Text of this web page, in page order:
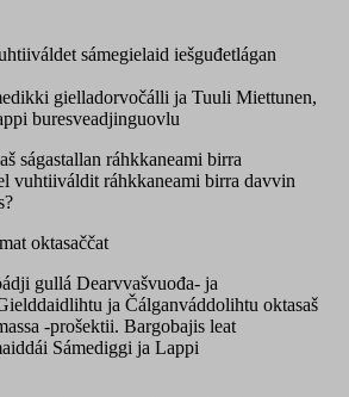
sámegielaid iešguđetlágan
gielladorvočálli ja Tuuli Miettunen,
buresveadjinguovlu
ságastallan ráhkkaneami birra
vuhtiiváldit ráhkkaneami birra davvin
oktasaččat
gullá Dearvvašvuođa- ja
ja Čálganváddolihtu oktasaš
-prošektii. Bargobajis leat
Sámediggi ja Lappi